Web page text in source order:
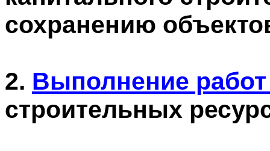
сохранению
2. Выполнение
строительных